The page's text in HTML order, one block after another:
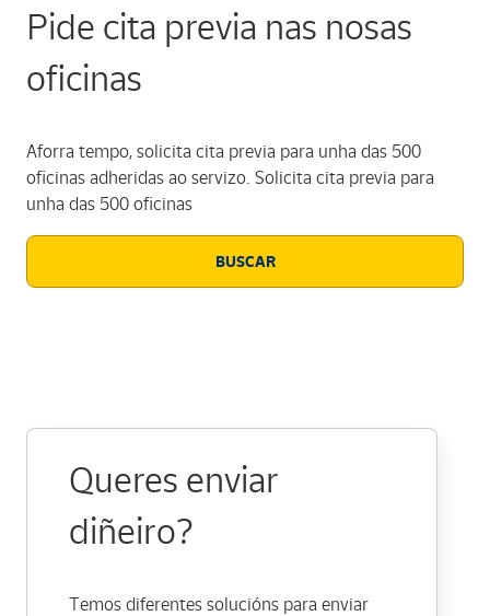
Pide cita previa nas nosas
oficinas
Aforra tempo, solicita cita previa para unha das 500
oficinas adheridas ao servizo. Solicita cita previa para
unha das 500 oficinas
BUSCAR
Queres enviar
diñeiro?
Temos diferentes solucións para enviar